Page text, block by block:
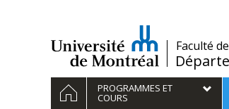
/Faculté
Navigation
principale
ACCUEILPROGRAMMES ET
COURS